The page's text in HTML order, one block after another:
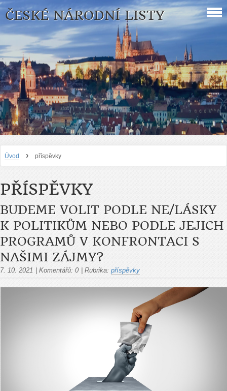
ČESKÉ NÁRODNÍ LISTY
Úvod › příspěvky
PŘÍSPĚVKY
BUDEME VOLIT PODLE NE/LÁSKY
K POLITIKŮM NEBO PODLE JEJICH
PROGRAMŮ V KONFRONTACI S
NAŠIMI ZÁJMY?
7. 10. 2021 Komentářů: 0 Rubrika: příspěvky